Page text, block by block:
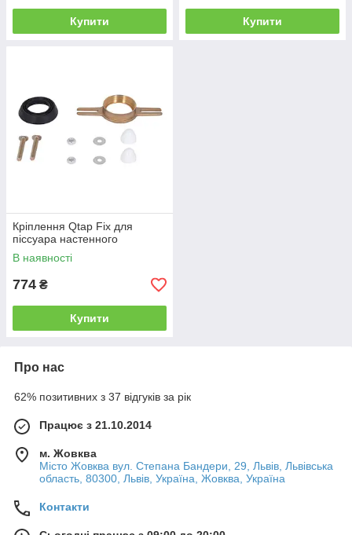
Купити Купити
Кріплення Qtap Fix для
піссуара настенного
В наявності
774 ₴
Купити
Про нас
62% позитивних з 37 відгуків за рік
Працює з 21.10.2014
м. Жовква
Місто Жовква вул. Степана Бандери, 29, Львів, Львівська
область, 80300, Львів, Україна, Жовква, Україна
Контакти